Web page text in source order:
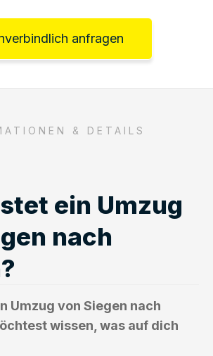
anfragen
& DETAILS
ein Umzug
nach
Umzug von Siegen nach
wissen, was auf dich